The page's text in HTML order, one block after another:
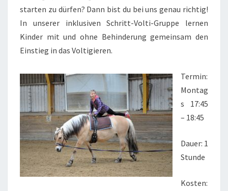
starten zu dürfen? Dann bist du bei uns genau richtig!
In unserer inklusiven Schritt-Volti-Gruppe lernen
Kinder mit und ohne Behinderung gemeinsam den
Einstieg in das Voltigieren.
Termin:
Montag
s 17:45
– 18:45
Dauer: 1
Stunde
Kosten: